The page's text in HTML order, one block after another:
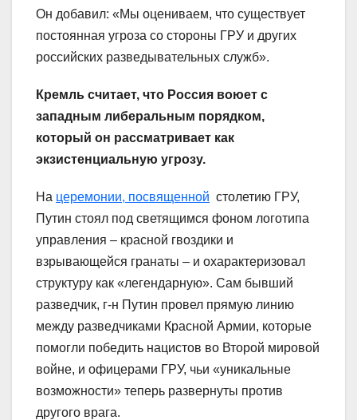
Он добавил: «Мы оцениваем, что существует
постоянная угроза со стороны ГРУ и других
российских разведывательных служб».
Кремль считает, что Россия воюет с
западным либеральным порядком,
который он рассматривает как
экзистенциальную угрозу.
На церемонии, посвященной столетию ГРУ,
Путин стоял под светящимся фоном логотипа
управления – красной гвоздики и
взрывающейся гранаты – и охарактеризовал
структуру как «легендарную». Сам бывший
разведчик, г-н Путин провел прямую линию
между разведчиками Красной Армии, которые
помогли победить нацистов во Второй мировой
войне, и офицерами ГРУ, чьи «уникальные
возможности» теперь развернуты против
другого врага.